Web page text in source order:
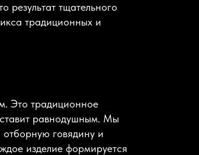
тщательного
традиционных и
Это традиционное
равнодушным. Мы
отборную говядину и
изделие формируется